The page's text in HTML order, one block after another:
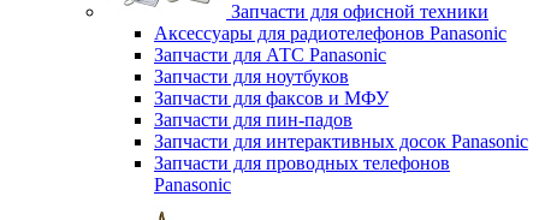
Запчасти для офисной техники
Аксессуары для радиотелефонов Panasonic
Запчасти для АТС Panasonic
Запчасти для ноутбуков
Запчасти для факсов и МФУ
Запчасти для пин-падов
Запчасти для интерактивных досок Panasonic
Запчасти для проводных телефонов
Panasonic